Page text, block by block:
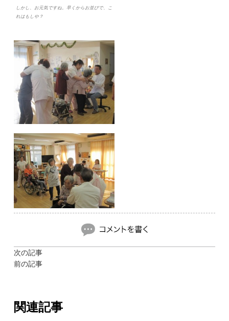
しかし、お元気ですね。早くからお並びで、こ
れはもしや？
次の記事
前の記事
関連記事